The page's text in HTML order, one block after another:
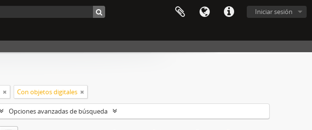
Iniciar sesión
Con objetos digitales
Opciones avanzadas de búsqueda